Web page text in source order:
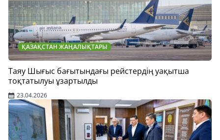
ҚАЗАҚСТАН ЖАҢАЛЫҚТАРЫ
Таяу Шығыс бағытындағы рейстердің уақытша
тоқтатылуы ұзартылды
23.04.2026